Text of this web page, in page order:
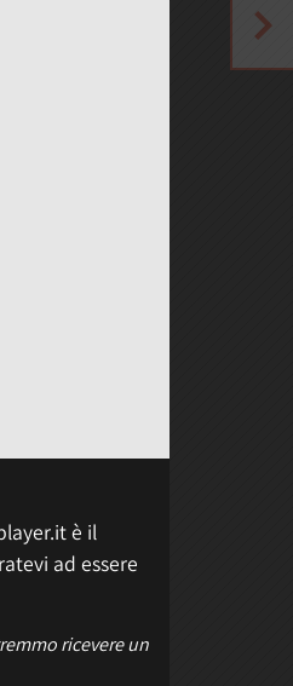
è il
ad essere
ricevere un